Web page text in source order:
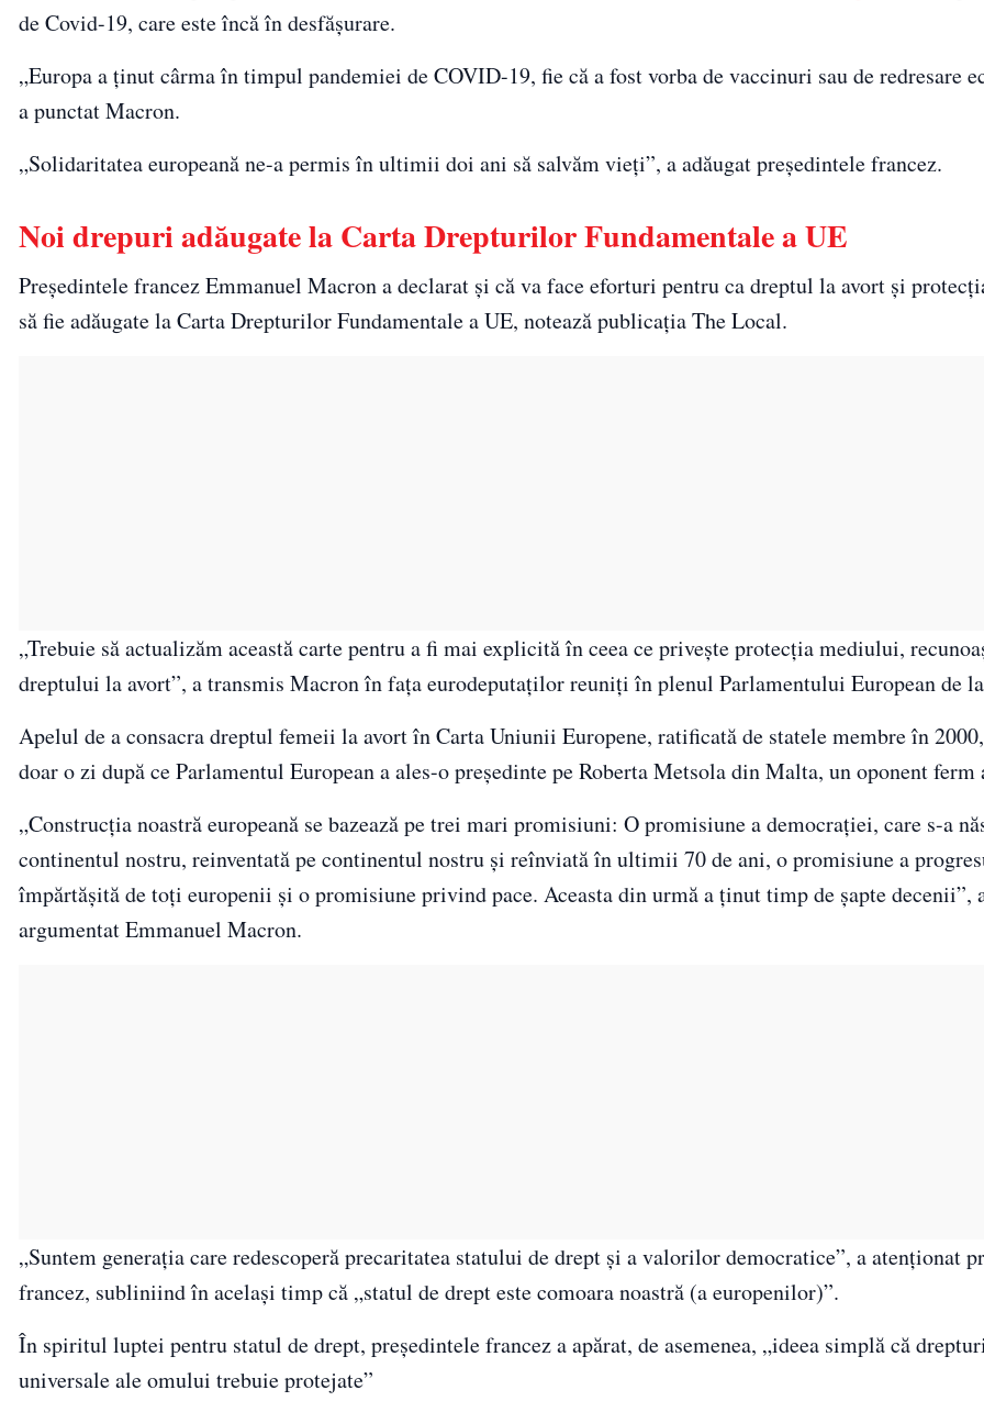
de Covid-19, care este încă în desfășurare.
„Europa a ținut cârma în timpul pandemiei de COVID-19, fie că a fost vorba de vaccinuri sau de redresare
a punctat Macron.
„Solidaritatea europeană ne-a permis în ultimii doi ani să salvăm vieți”, a adăugat președintele francez.
Noi drepuri adăugate la Carta Drepturilor Fundamentale a UE
Președintele francez Emmanuel Macron a declarat și că va face eforturi pentru ca dreptul la avort și
să fie adăugate la Carta Drepturilor Fundamentale a UE, notează publicația The Local.
„Trebuie să actualizăm această carte pentru a fi mai explicită în ceea ce privește protecția mediului,
dreptului la avort”, a transmis Macron în fața eurodeputaților reuniți în plenul Parlamentului European de
Apelul de a consacra dreptul femeii la avort în Carta Uniunii Europene, ratificată de statele membre în
doar o zi după ce Parlamentul European a ales-o președinte pe Roberta Metsola din Malta, un oponent
„Construcția noastră europeană se bazează pe trei mari promisiuni: O promisiune a democrației, care s-a
continentul nostru, reinventată pe continentul nostru și reînviată în ultimii 70 de ani, o promisiune a
împărtășită de toți europenii și o promisiune privind pace. Aceasta din urmă a ținut timp de șapte decenii”,
argumentat Emmanuel Macron.
„Suntem generația care redescoperă precaritatea statului de drept și a valorilor democratice”, a atenționat
francez, subliniind în același timp că „statul de drept este comoara noastră (a europenilor)”.
În spiritul luptei pentru statul de drept, președintele francez a apărat, de asemenea, „ideea simplă că
universale ale omului trebuie protejate”